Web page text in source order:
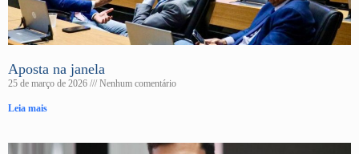
Aposta na janela
25 de março de 2026 Nenhum comentário
Leia mais